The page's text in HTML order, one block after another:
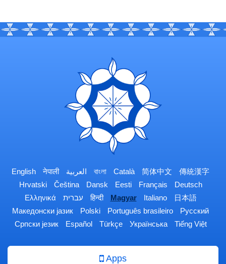
English नेपाली العربية বাংলা Català 简体中文
傳統漢字
Hrvatski
Čeština Dansk Eesti Français
Deutsch
Ελληνικά
עברית हिन्दी Magyar Italiano
日本語
Македонски јазик
Polski Português brasileiro
Русский
Српски језик
Español Türkçe Українська Tiếng Việt
Apps